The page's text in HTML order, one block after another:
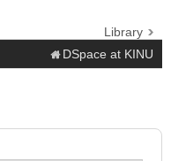
Library
DSpace at KINU